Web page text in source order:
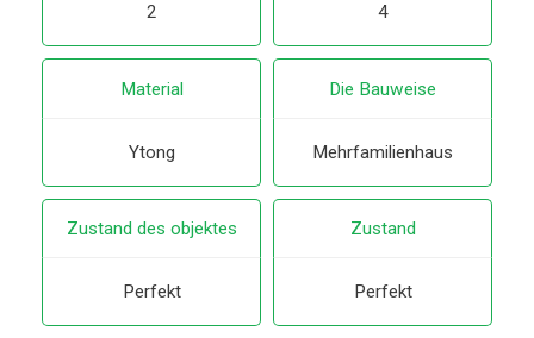
2 4
Material
Ytong
Die Bauweise
Mehrfamilienhaus
Zustand des objektes
Perfekt
Zustand
Perfekt